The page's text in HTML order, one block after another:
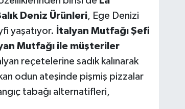
Deniz Ürünleri, Ege Denizi
yaşatıyor. İtalyan Mutfağı Şefi
Mutfağı ile müşteriler
reçetelerine sadık kalınarak
odun ateşinde pişmiş pizzalar
tabağı alternatifleri,